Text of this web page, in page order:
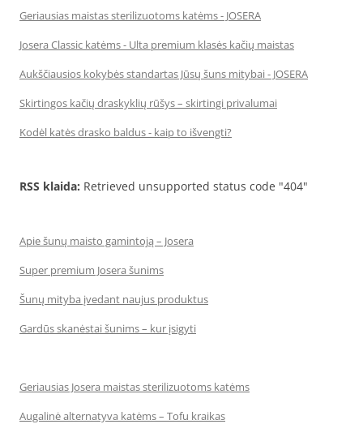
Geriausias maistas sterilizuotoms katėms - JOSERA
Josera Classic katėms - Ulta premium klasės kačių maistas
Aukščiausios kokybės standartas Jūsų šuns mitybai - JOSERA
Skirtingos kačių draskyklių rūšys – skirtingi privalumai
Kodėl katės drasko baldus - kaip to išvengti?
RSS klaida: Retrieved unsupported status code "404"
Apie šunų maisto gamintoją – Josera
Super premium Josera šunims
Šunų mityba įvedant naujus produktus
Gardūs skanėstai šunims – kur įsigyti
Geriausias Josera maistas sterilizuotoms katėms
Augalinė alternatyva katėms – Tofu kraikas